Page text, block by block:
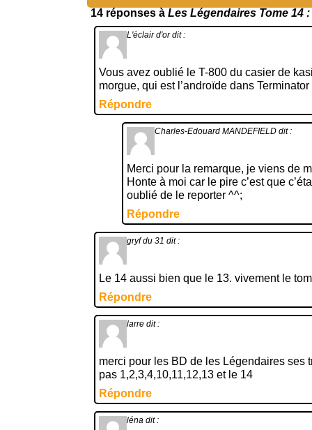
14 réponses à Les Légendaires Tome 14 :
L'éclair d'or dit :
Vous avez oublié le T-800 du casier de
morgue, qui est l’androïde dans Terminator
Répondre
Charles-Edouard MANDEFIELD dit :
Merci pour la remarque, je viens de
Honte à moi car le pire c’est que
oublié de le reporter ^^;
Répondre
gryf du 31 dit :
Le 14 aussi bien que le 13. vivement le
Répondre
larre dit :
merci pour les BD de les Légendaires ses
pas 1,2,3,4,10,11,12,13 et le 14
Répondre
léna dit :